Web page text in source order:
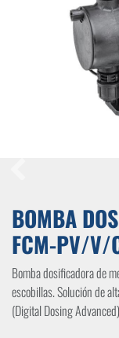
BOMBA
FCM-PV/V/
Bomba dosificadora de
escobillas. Solución de
(Digital Dosing